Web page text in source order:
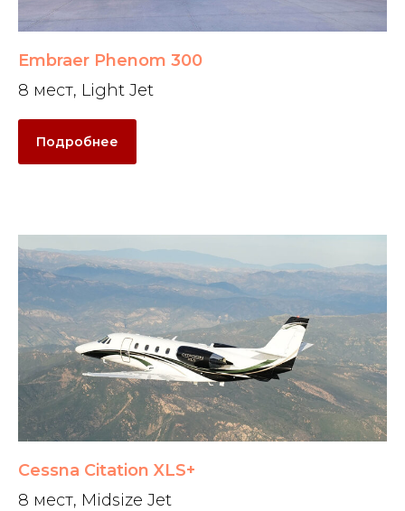
Embraer Phenom 300
8 мест, Light Jet
Подробнее
Cessna Citation XLS+
8 мест, Midsize Jet